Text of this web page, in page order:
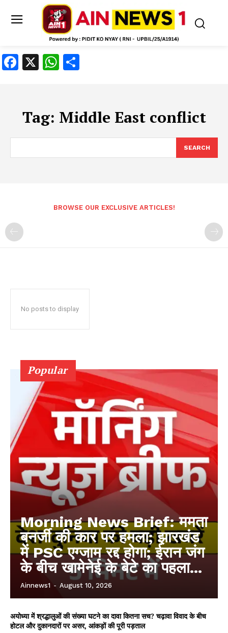
Facebook
X WhatsApp
Tag: Middle East conflict
SEARCH
BROWSE OUR EXCLUSIVE ARTICLES!
No posts to display
Popular
Morning News Brief: ममता
बनर्जी की कार पर हमला; झारखंड
में PSC एग्जाम रद्द होगा; ईरान जंग
के बीच खामेनेई के बेटे का पहला...
Ainnews1 - August 10, 2026
अयोध्या में श्रद्धालुओं की संख्या घटने का दावा कितना सच? चढ़ावा विवाद के बीच
होटल और दुकानदारों पर असर, आंकड़ों की पूरी पड़ताल